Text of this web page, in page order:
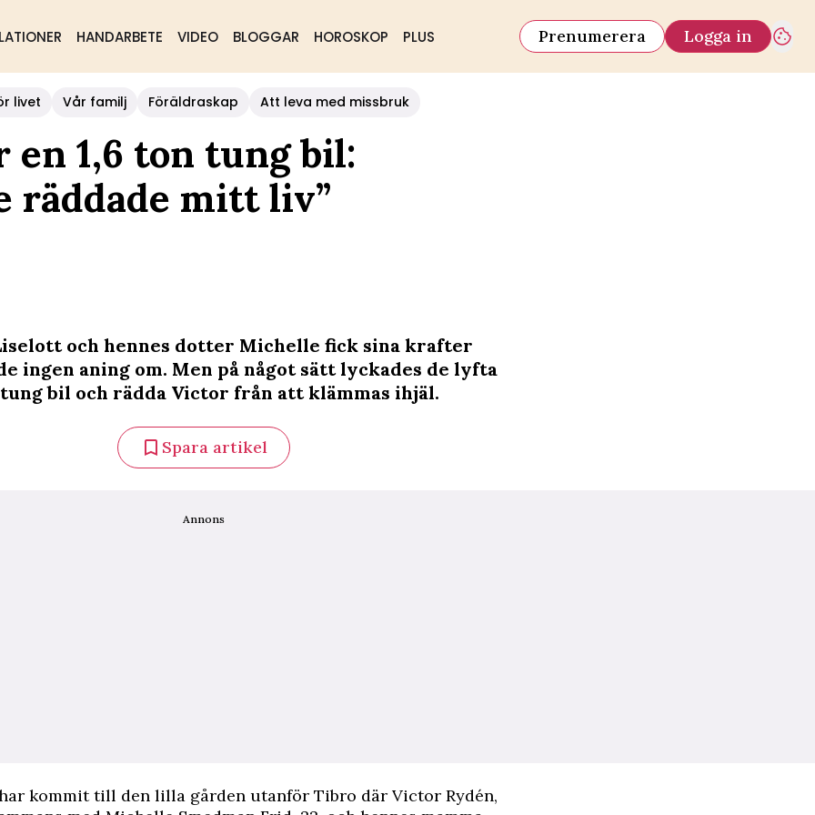
HANDARBETE VIDEO BLOGGAR HOROSKOP PLUS Prenumerera Logga in
livet Vår familj Föräldraskap Att leva med missbruk
1,6 ton tung bil:
räddade mitt liv”
och hennes dotter Michelle fick sina krafter
ingen aning om. Men på något sätt lyckades de lyfta
tung bil och rädda Victor från att klämmas ihjäl.
Spara artikel
Annons
kommit till den lilla gården utanför Tibro där Victor Rydén,